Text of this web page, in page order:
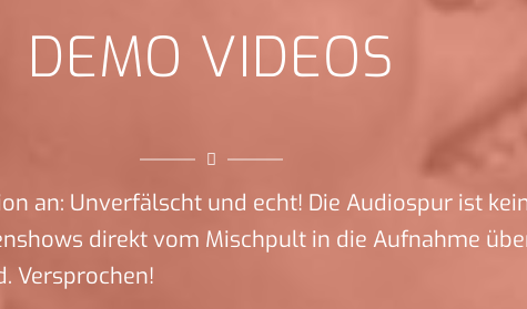
DEMO VIDEOS
an: Unverfälscht und echt! Die Audiospur ist
direkt vom Mischpult in die Aufnahme
Versprochen!